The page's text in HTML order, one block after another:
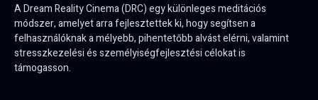
A Dream Reality Cinema (DRC) egy különleges meditációs
módszer, amelyet arra fejlesztettek ki, hogy segítsen a
felhasználóknak a mélyebb, pihentetőbb alvást elérni, valamint
stresszkezelési és személyiségfejlesztési célokat is
támogasson.